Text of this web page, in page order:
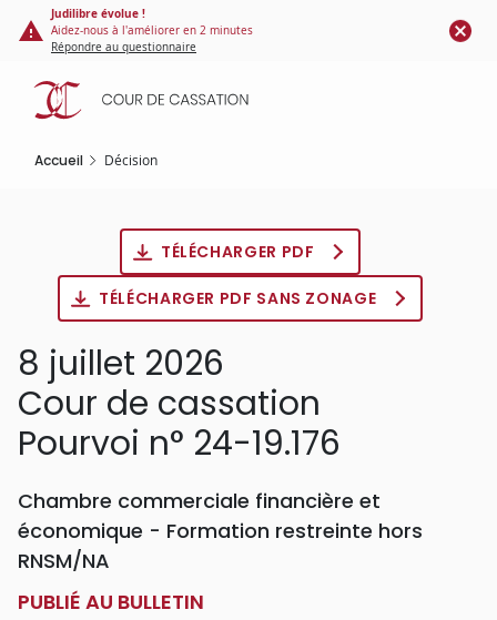
Panneau de gestion des cookies
contenu
principal
Judilibre évolue !
Aidez-nous à l'améliorer en 2 minutes
Répondre au questionnaire
Accueil Décision
TÉLÉCHARGER PDF
TÉLÉCHARGER PDF SANS ZONAGE
8 juillet 2026
Cour de cassation
Pourvoi n° 24-19.176
Chambre commerciale financière et
économique - Formation restreinte hors
RNSM/NA
PUBLIÉ AU BULLETIN